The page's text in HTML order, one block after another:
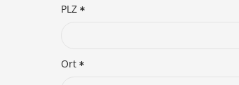
PLZ
Ort